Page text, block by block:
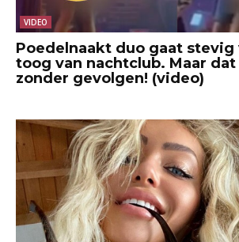
VIDEO
Poedelnaakt duo gaat stevig
toog van nachtclub. Maar
zonder gevolgen! (video)